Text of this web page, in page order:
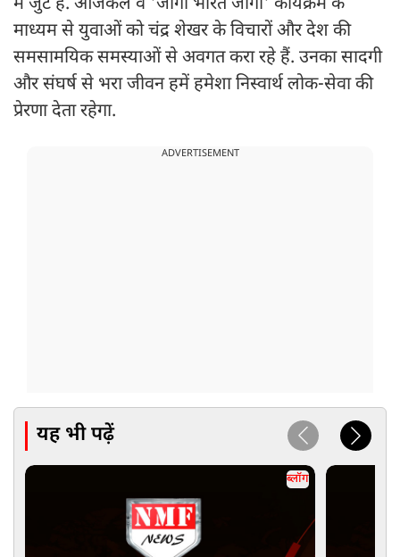
माध्यम से युवाओं को चंद्र शेखर के विचारों और देश की
समसामयिक समस्याओं से अवगत करा रहे हैं. उनका सादगी
और संघर्ष से भरा जीवन हमें हमेशा निस्वार्थ लोक-सेवा की
प्रेरणा देता रहेगा.
ADVERTISEMENT
यह भी पढ़ें
ब्लॉग